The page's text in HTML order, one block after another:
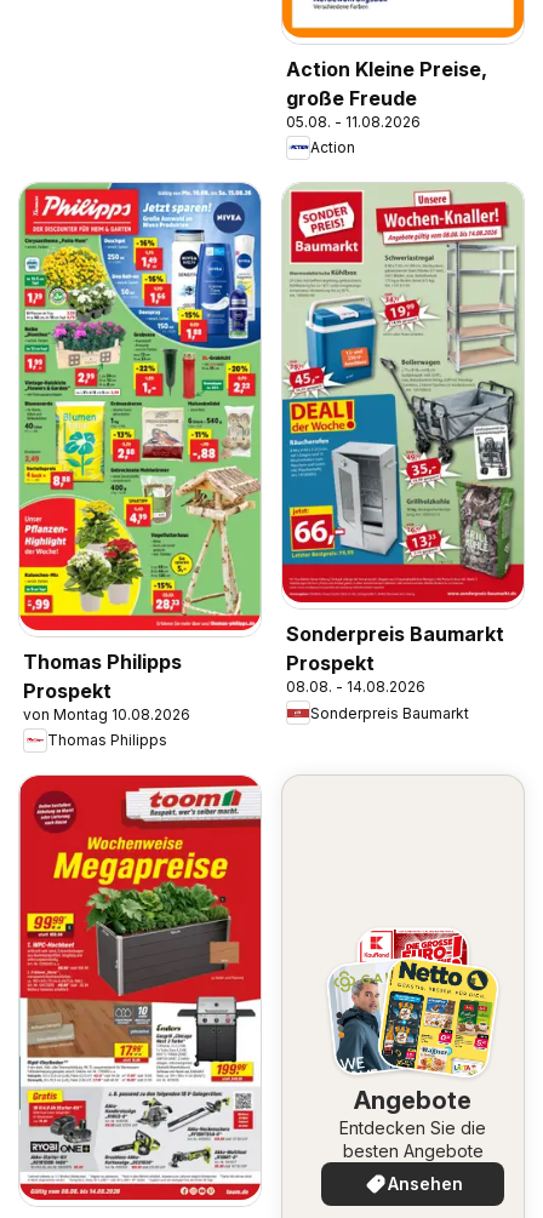
Action Kleine Preise,
große Freude
05.08. - 11.08.2026
Action
Thomas Philipps
Prospekt
von Montag 10.08.2026
Thomas Philipps
Sonderpreis Baumarkt
Prospekt
08.08. - 14.08.2026
Sonderpreis Baumarkt
Angebote
Entdecken Sie die
besten Angebote
Ansehen